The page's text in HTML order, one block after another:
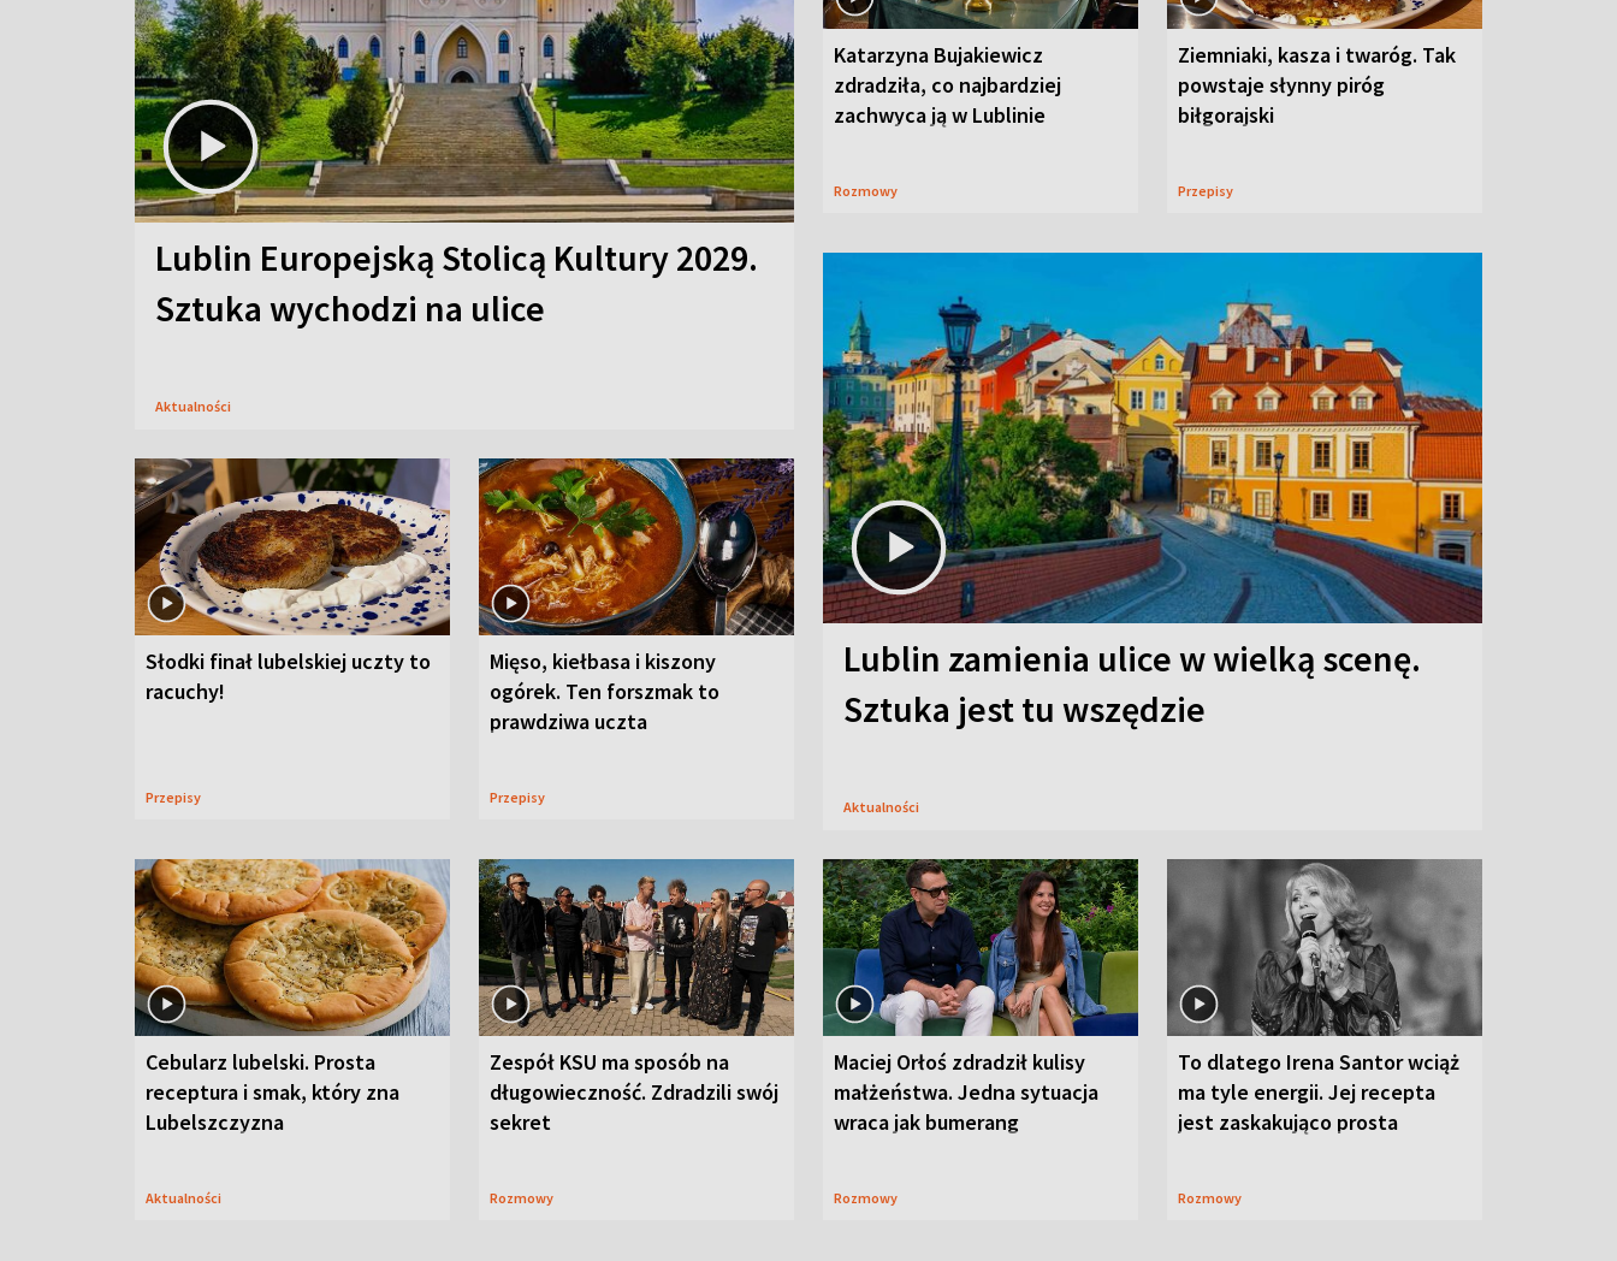
Lublin Europejską Stolicą Kultury 2029.
Sztuka wychodzi na ulice
Aktualności
Katarzyna Bujakiewicz
zdradziła, co najbardziej
zachwyca ją w Lublinie
Rozmowy
Ziemniaki, kasza i twaróg. Tak
powstaje słynny piróg
biłgorajski
Przepisy
Słodki finał lubelskiej uczty to
racuchy!
Przepisy
Mięso, kiełbasa i kiszony
ogórek. Ten forszmak to
prawdziwa uczta
Przepisy
Lublin zamienia ulice w wielką scenę.
Sztuka jest tu wszędzie
Aktualności
Cebularz lubelski. Prosta
receptura i smak, który zna
Lubelszczyzna
Aktualności
Zespół KSU ma sposób na
długowieczność. Zdradzili swój
sekret
Rozmowy
Maciej Orłoś zdradził kulisy
małżeństwa. Jedna sytuacja
wraca jak bumerang
Rozmowy
To dlatego Irena Santor wciąż
ma tyle energii. Jej recepta
jest zaskakująco prosta
Rozmowy